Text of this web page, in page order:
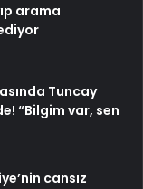
arama
Tuncay
“Bilgim var, sen
cansız